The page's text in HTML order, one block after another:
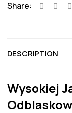
Share:
DESCRIPTION
Wysokiej